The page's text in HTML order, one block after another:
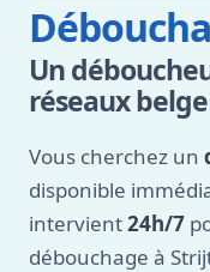
Un
réseaux
Vous cherchez un
disponible
intervient24h/7
débouchage à